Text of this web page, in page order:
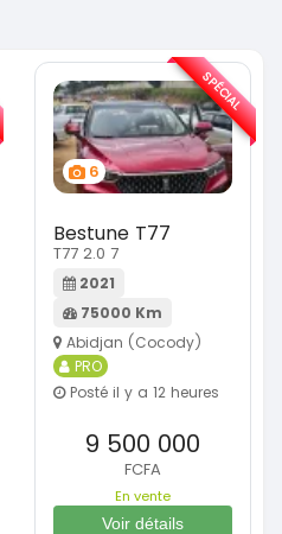
6
Bestune T77
T77 2.0 7
2021
75000 Km
Abidjan (Cocody)
PRO
Posté il y a 12 heures
9 500 000
FCFA
En vente
Voir détails
SPÉCIAL